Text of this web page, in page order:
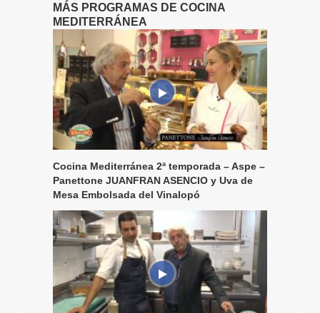
MÁS PROGRAMAS DE COCINA
MEDITERRÁNEA
Cocina Mediterránea 2ª temporada – Aspe –
Panettone JUANFRAN ASENCIO y Uva de
Mesa Embolsada del Vinalopó